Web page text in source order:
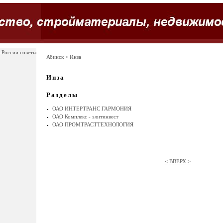
советы
Абинск> Инза
Инза
Разделы
ОАО ИНТЕРТРАНС ГАРМОНИЯ
ОАО Комплекс - элитинвест
ОАО ПРОМТРАСТТЕХНОЛОГИЯ
< ВВЕРХ >